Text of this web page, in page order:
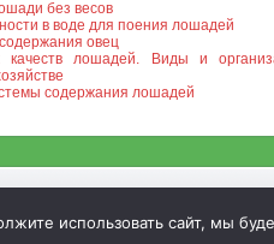
без весов
в воде для поения лошадей
овец
качеств лошадей. Виды и
содержания лошадей
использовать сайт, мы